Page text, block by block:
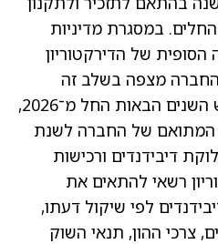
במסגרת מדיניות
של הדירקטוריון
החברה מצפה בשלב זה
להקצות, לכל אחת משלוש השנים הבאות החל מ־2026,
הנקי המתואם של החברה לשנת
דיבידנדים ורכישות
רשאי להתאים את
לפי שיקול דעתו,
צרכי ההון, תנאי השוק